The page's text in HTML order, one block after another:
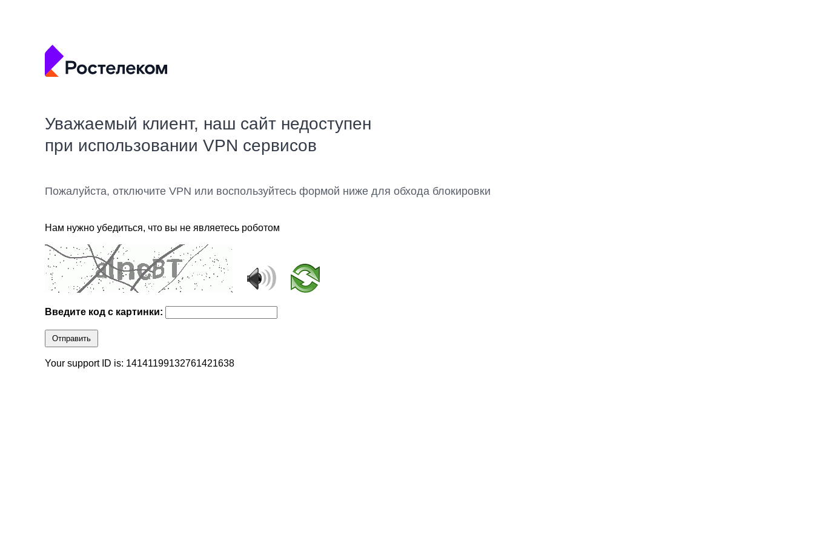
Уважаемый клиент, наш сайт недоступен
при использовании VPN сервисов
Пожалуйста, отключите VPN или воспользуйтесь формой ниже для обхода блокировки
Нам нужно убедиться, что вы не являетесь роботом
Введите код с картинки:
Отправить
Your support ID is: 14141199132761421638